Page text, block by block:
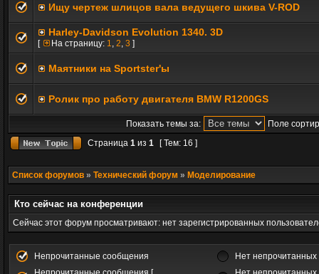
Ищу чертеж шлицов вала ведущего шкива V-ROD
Harley-Davidson Evolution 1340. 3D
[ На страницу: 1, 2, 3 ]
Маятники на Sportster'ы
Ролик про работу двигателя BMW R1200GS
Показать темы за:
Поле
Страница 1 из 1 [ Тем: 16 ]
Список форумов » Технический форум » Моделирование
Кто сейчас на конференции
Сейчас этот форум просматривают: нет зарегистрированных
Непрочитанные сообщения
Нет